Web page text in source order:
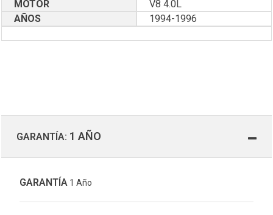
MOTOR
V8 4.0L
AÑOS
1994-1996
GARANTÍA: 1 AÑO
GARANTÍA 1 Año